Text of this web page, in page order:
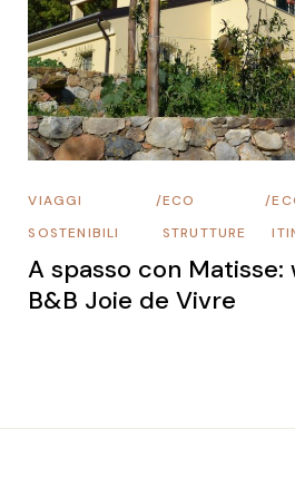
/
ECO
STRUTTURE
/
VIAGGI
SOSTENIBILI
A spasso con Matisse:
B&B Joie de Vivre